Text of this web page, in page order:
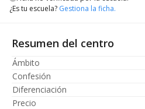
¿Es tu escuela? Gestiona la ficha.
Resumen del centro
Ámbito
Confesión
Diferenciación
Precio